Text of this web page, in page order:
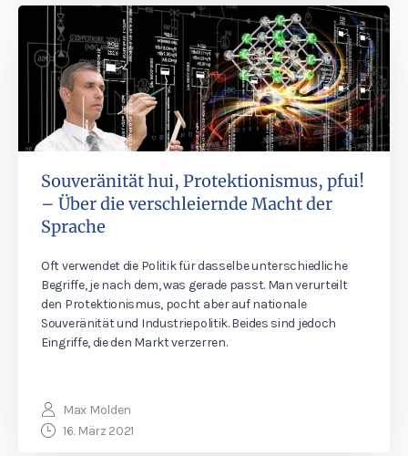
Souveränität hui, Protektionismus, pfui!
– Über die verschleiernde Macht der
Sprache
Oft verwendet die Politik für dasselbe unterschiedliche
Begriffe, je nach dem, was gerade passt. Man verurteilt
den Protektionismus, pocht aber auf nationale
Souveränität und Industriepolitik. Beides sind jedoch
Eingriffe, die den Markt verzerren.
Max Molden
16. März 2021